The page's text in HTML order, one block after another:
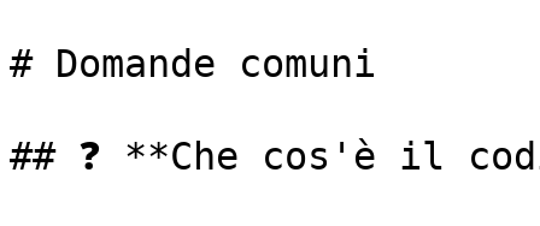
# Domande comuni
## ❓ **Che cos'è il